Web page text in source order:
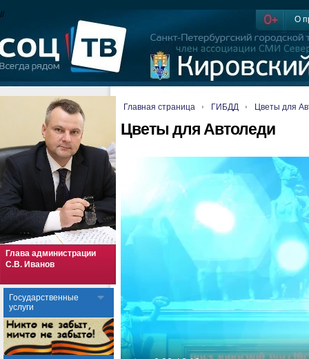
О
//
Глава администрации
С.В. Иванов
Государственные
услуги
Главная страница ГИБДД Цветы для
Цветы для Автоледи